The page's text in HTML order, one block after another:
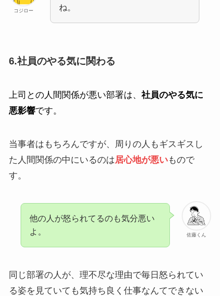
コジロー
ね。
6.社員のやる気に関わる
上司との人間関係が悪い部署は、 社員のやる気に
悪影響です。
当事者はもちろんですが、周りの人もギスギスし
た人間関係の中にいるのは居心地が悪いもので
す。
佐藤くん
他の人が怒られてるのも気分悪い
よ。
同じ部署の人が、理不尽な理由で毎日怒られてい
る姿を見ていても気持ち良く仕事なんてできない